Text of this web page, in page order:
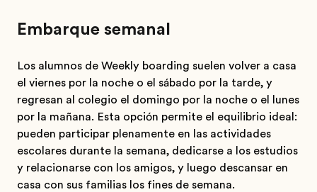
Embarque semanal
Los alumnos de Weekly boarding suelen volver a casa
el viernes por la noche o el sábado por la tarde, y
regresan al colegio el domingo por la noche o el lunes
por la mañana. Esta opción permite el equilibrio ideal:
pueden participar plenamente en las actividades
escolares durante la semana, dedicarse a los estudios
y relacionarse con los amigos, y luego descansar en
casa con sus familias los fines de semana.